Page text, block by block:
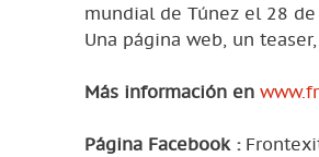
mundial de Túnez el 28
Una página web, un
Más información en
Página Facebook :